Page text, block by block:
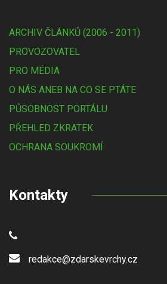
ARCHIV ČLÁNKŮ (2006 - 2011)
PROVOZOVATEL
PRO MÉDIA
O NÁS ANEB NA CO SE PTÁTE
PŮSOBNOST PORTÁLU
PŘEHLED ZKRATEK
OCHRANA SOUKROMÍ
Kontakty
redakce@zdarskevrchy.cz